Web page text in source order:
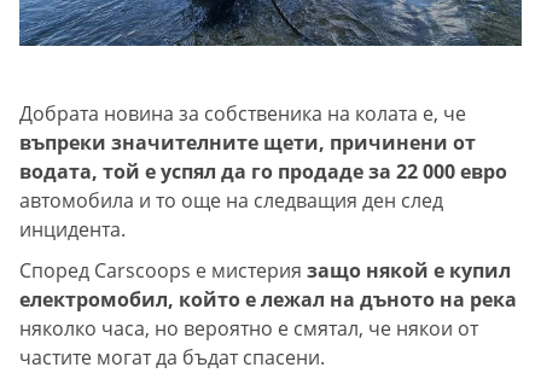
Добрата новина за собственика на колата е, че
въпреки значителните щети, причинени от
водата, той е успял да го продаде за 22 000 евро
автомобила и то още на следващия ден след
инцидента.
Според Carscoops е мистерия защо някой е купил
електромобил, който е лежал на дъното на река
няколко часа, но вероятно е смятал, че някои от
частите могат да бъдат спасени.